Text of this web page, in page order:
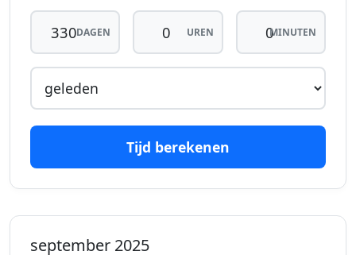
DAGEN UREN MINUTEN
Tijd berekenen
september 2025